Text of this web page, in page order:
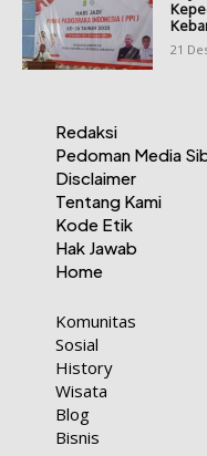
21
Redaksi
Pedoman Media
Disclaimer
Tentang Kami
Kode Etik
Hak Jawab
Home
Komunitas
Sosial
History
Wisata
Blog
Bisnis